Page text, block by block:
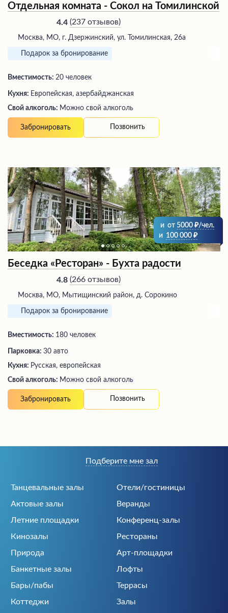
Отдельная комната - Сокол на Томилинской
4.4 (237 отзывов)
Москва, МО, г. Дзержинский, ул. Томилинская, 26а
Подарок за бронирование
Вместимость: 20 человек
Кухня: Европейская, азербайджанская
Свой алкоголь: Можно свой алкоголь
Забронировать Позвонить
и от 5000
/чел.
и 100 000
Беседка «Ресторан» - Бухта радости
4.8 (266 отзывов)
Москва, МО, Мытищинский район, д. Сорокино
Подарок за бронирование
Вместимость: 180 человек
Парковка: 30 авто
Кухня: Русская, европейская
Свой алкоголь: Можно свой алкоголь
Забронировать Позвонить
Танцевальные залы
Отели/гостиницы
Актовые залы
Веранды
Летние площадки
Конференц-залы
Кинозалы
Рестораны
Природа
Арт-площадки
Банкетные залы
Лофты
Бары/пабы
Террасы
Коттеджи
Залы
Подберите мне зал